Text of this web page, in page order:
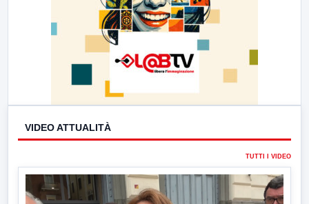
VIDEO ATTUALITÀ
TUTTI I VIDEO